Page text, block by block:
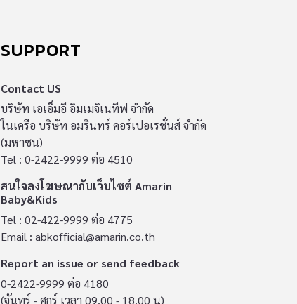
SUPPORT
Contact US
บริษัท เอเอ็มอี อิมเมจิเนทีฟ จำกัด
ในเครือ บริษัท อมรินทร์ คอร์เปอเรชั่นส์ จำกัด
(มหาชน)
Tel : 0-2422-9999 ต่อ 4510
สนใจลงโฆษณากับเว็บไซต์ Amarin
Baby&Kids
Tel : 02-422-9999 ต่อ 4775
Email : abkofficial@amarin.co.th
Report an issue or send feedback
0-2422-9999 ต่อ 4180
(จันทร์ - ศุกร์ เวลา 09.00 - 18.00 น)